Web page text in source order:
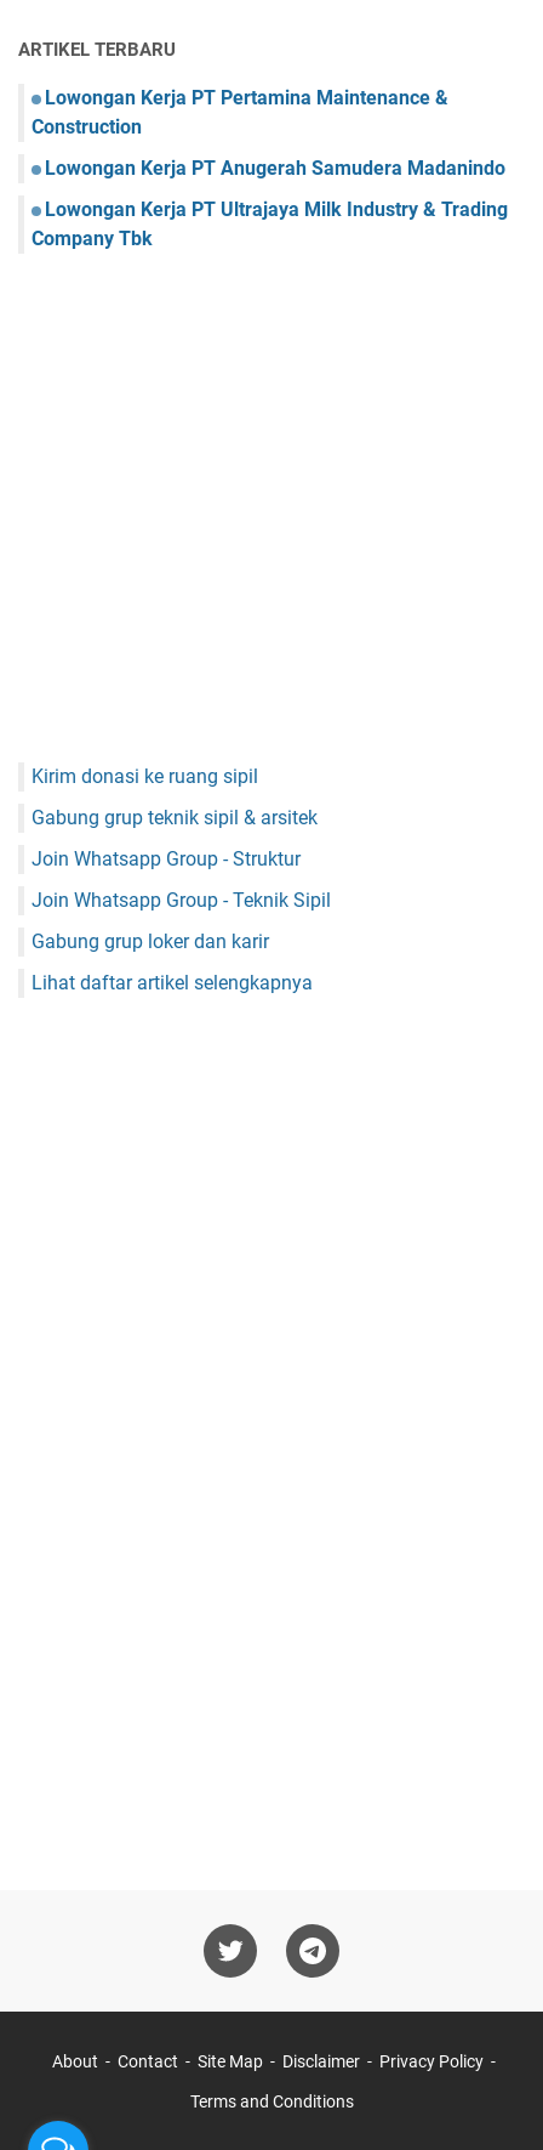
ARTIKEL TERBARU
Lowongan Kerja PT Pertamina Maintenance &
Construction
Lowongan Kerja PT Anugerah Samudera Madanindo
Lowongan Kerja PT Ultrajaya Milk Industry & Trading
Company Tbk
Kirim donasi ke ruang sipil
Gabung grup teknik sipil & arsitek
Join Whatsapp Group - Struktur
Join Whatsapp Group - Teknik Sipil
Gabung grup loker dan karir
Lihat daftar artikel selengkapnya
About Contact Site Map Disclaimer Privacy Policy
Terms and Conditions